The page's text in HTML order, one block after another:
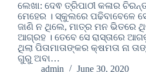
ଲେଖା: ଦେଵ ତ୍ରିପାଠୀ କଳାର
ମେହେର । ସ୍କୁଲରେ ପଢିବାବେଳେ
ଜାଣି ନ ଥିଲେ, ମାତ୍ର ମନ ଭିତରେ
ଆଗ୍ରହ । ତେବେ ସେ ରାସ୍ତାରେ
ଥିଲା ପିତାମାତାଙ୍କର କ୍ଷମତା ନା
ଗୁରୁ ଅବା…
admin
June 30, 2020